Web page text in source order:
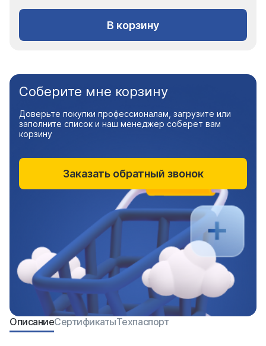
В корзину
ОписаниеСертификатыТехпаспорт
Соберите мне корзину
Доверьте покупки профессионалам, загрузите или
заполните список и наш менеджер соберет вам
корзину
Заказать обратный звонок